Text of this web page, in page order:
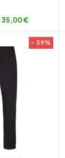
35,00 €
- 39%